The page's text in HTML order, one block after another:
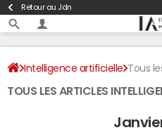
Retour au Jdn
Intelligence artificielle Tous
TOUS LES ARTICLES